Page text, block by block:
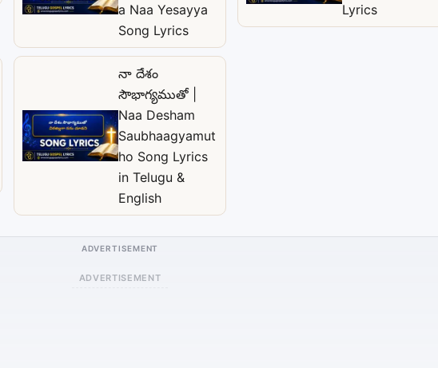
a Naa Yesayya
Song Lyrics
Lyrics
నా దేశం
సౌభాగ్యముతో |
Naa Desham
Saubhaagyamut
ho Song Lyrics
in Telugu &
English
ADVERTISEMENT
ADVERTISEMENT